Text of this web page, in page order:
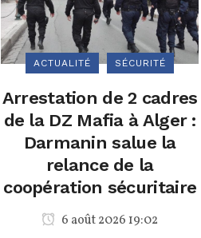
ACTUALITÉ SÉCURITÉ
Arrestation de 2 cadres
de la DZ Mafia à Alger :
Darmanin salue la
relance de la
coopération sécuritaire
6 août 2026 19:02